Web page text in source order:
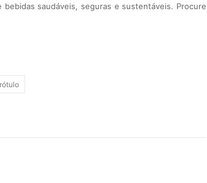
saudáveis, seguras e sustentáveis. Procure
rótulo